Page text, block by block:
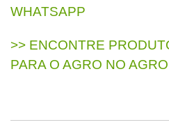
WHATSAPP
>> ENCONTRE
PARA O AGRO NO